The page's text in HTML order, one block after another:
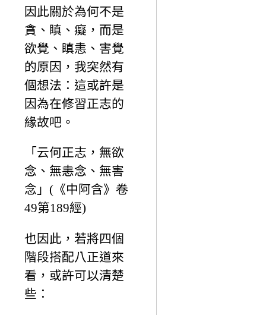
因此關於為何不是
貪、瞋、癡，而是
欲覺、瞋恚、害覺
的原因，我突然有
個想法：這或許是
因為在修習正志的
緣故吧。
「云何正志，無欲
念、無恚念、無害
念」(《中阿含》卷
49第189經)
也因此，若將四個
階段搭配八正道來
看，或許可以清楚
些：